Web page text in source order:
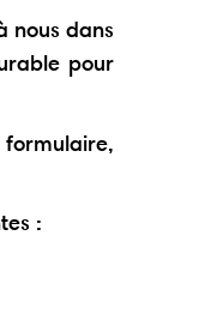
nous dans
pour
: